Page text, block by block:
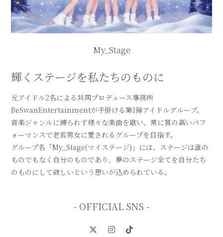
My_Stage
輝くステージを私たちのものに
元アイドル2名による共同プロデュース事務所
BeSwanEntertainmentが手掛ける第1弾アイドルグループ。
音楽ジャンルに縛られず様々な楽曲を歌い、常に質の高いパフ
ォーマンスで老若男女に愛されるグループを目指す。
グループ名「My_Stage(マイステージ)」には、ステージは誰の
ものでもなく自分のものであり、夢のステージ全てを自分たち
のものにして欲しいという思いが込められている。
- OFFICIAL SNS -